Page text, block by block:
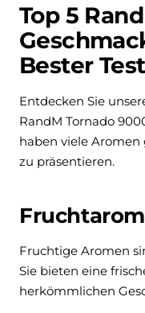
Top 5
Bester
Entdecken Sie
RandM Tornado
haben viele
zu präsentieren.
Fruchtige Aromen
Sie bieten eine
herkömmlichen